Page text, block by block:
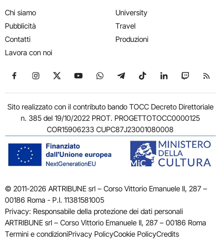
Chi siamo
Pubblicità
Contatti
Lavora con noi
University
Travel
Produzioni
Seguici su Facebook
Seguici su Instagram
Seguici su X
Seguici su YouTube
Seguici su WhatsApp
Seguici su Telegram
Seguici su TikTok
Seguici su
Seguici
Sito realizzato con il contributo bando TOCC Decreto Direttoriale
n. 385 del 19/10/2022 PROT. PROGETTOTOCC0000125
COR15906233 CUPC87J23001080008
© 2011-2026 ARTRIBUNE srl – Corso Vittorio Emanuele II, 287 –
00186 Roma - P.I. 11381581005
Privacy: Responsabile della protezione dei dati personali
ARTRIBUNE srl – Corso Vittorio Emanuele II, 287 – 00186 Roma
Termini e condizioniPrivacy PolicyCookie PolicyCredits